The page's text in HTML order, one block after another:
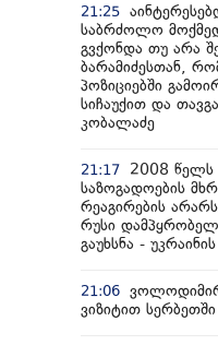
21:25
საბრძოლო
გვქონდა თუ არა
ბარამიძესთან,
პოზიციებში
სიჩაუქით და
კობალაძე
21:17
2008 წელს
საზოგადოების
რეაგირების
რუსი
გაუხსნა -
21:06
ვიზიტით